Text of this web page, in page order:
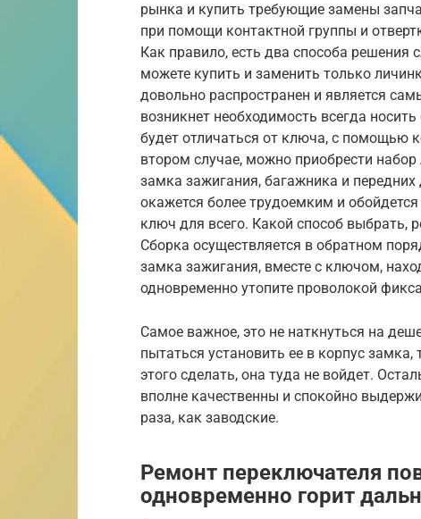
рынка и купить требующие замены
при помощи контактной группы и
Как правило, есть два способа
можете купить и заменить только
довольно распространен и является
возникнет необходимость всегда
будет отличаться от ключа, с помощью
втором случае, можно приобрести
замка зажигания, багажника и
окажется более трудоемким и
ключ для всего. Какой способ выбрать,
Сборка осуществляется в обратном
замка зажигания, вместе с ключом,
одновременно утопите проволокой
Самое важное, это не наткнуться на
пытаться установить ее в корпус
этого сделать, она туда не войдет.
вполне качественны и спокойно
раза, как заводские.
Ремонт переключателя
одновременно горит